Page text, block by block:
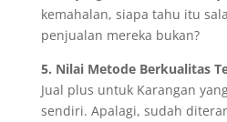
kemahalan, siapa tahu itu
penjualan mereka bukan?
5. Nilai Metode Berkualitas
Jual plus untuk Karangan
sendiri. Apalagi, sudah